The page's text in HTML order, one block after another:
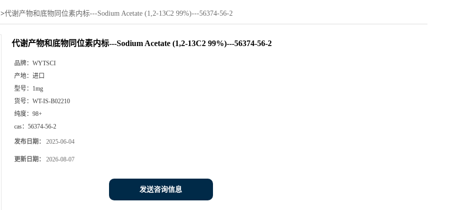
>代谢产物和底物同位素内标---Sodium Acetate (1,2-13C2 99%)---56374-56-2
代谢产物和底物同位素内标---Sodium Acetate (1,2-13C2 99%)---56374-56-2
品牌： WYTSCI
产地： 进口
型号： 1mg
货号： WT-IS-B02210
纯度： 98+
cas： 56374-56-2
发布日期： 2025-06-04
更新日期： 2026-08-07
发送咨询信息